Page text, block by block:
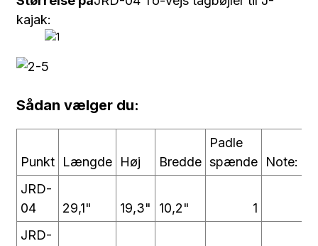
kajak:
Sådan vælger du:
Punkt Længde Høj Bredde
Padle
spænde
Note:
JRD-
04
29,1" 19,3" 10,2"
1
JRD-